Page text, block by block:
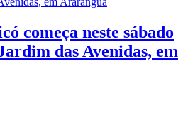
começa neste sábado
das Avenidas, em